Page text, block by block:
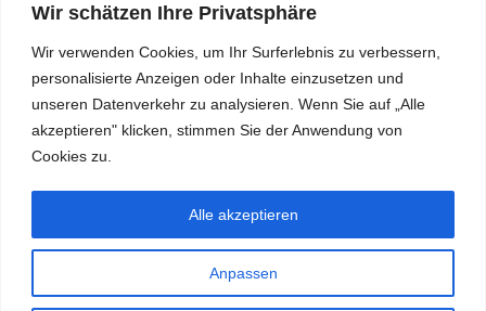
Wir schätzen Ihre Privatsphäre
Wir verwenden Cookies, um Ihr Surferlebnis zu verbessern,
personalisierte Anzeigen oder Inhalte einzusetzen und
unseren Datenverkehr zu analysieren. Wenn Sie auf „Alle
akzeptieren" klicken, stimmen Sie der Anwendung von
Cookies zu.
Anpassen
Alle akzeptieren